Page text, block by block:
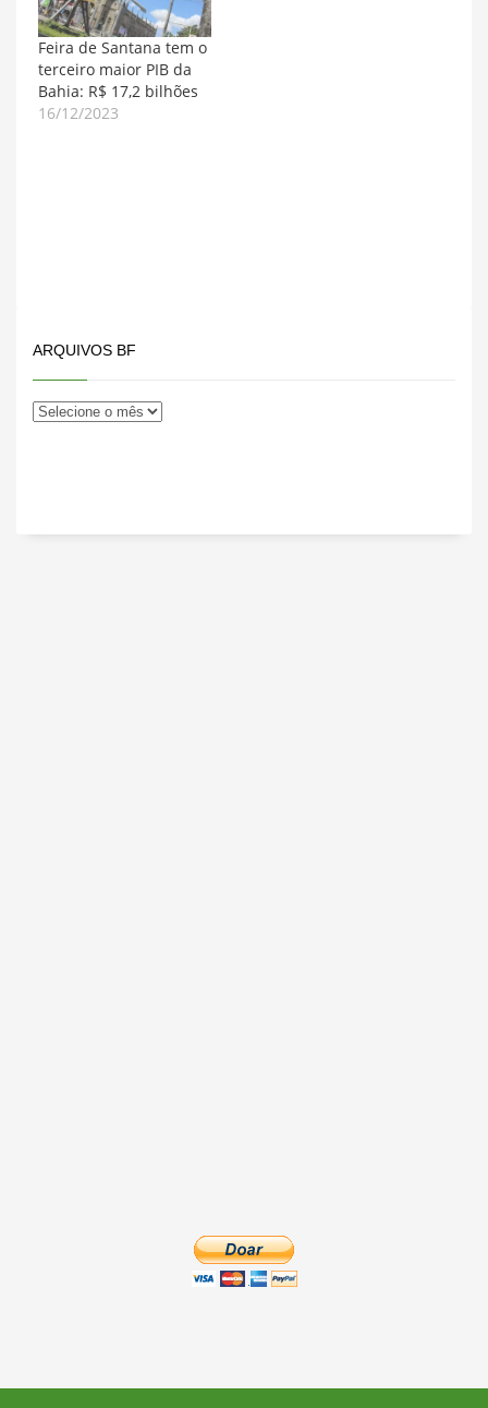
Feira de Santana tem o
terceiro maior PIB da
Bahia: R$ 17,2 bilhões
16/12/2023
ARQUIVOS BF